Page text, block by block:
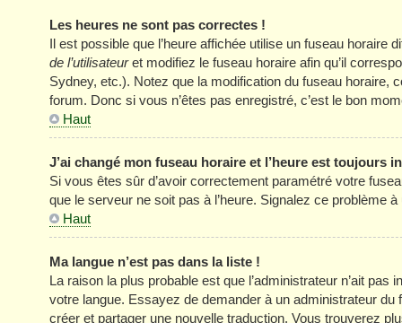
Les heures ne sont pas correctes !
Il est possible que l’heure affichée utilise un fuseau
de l’utilisateuret modifiez le fuseau horaire afin qu’il
Sydney, etc.). Notez que la modification du fuseau horaire,
forum. Donc si vous n’êtes pas enregistré, c’est le bon
Haut
J’ai changé mon fuseau horaire et l’heure est toujours
Si vous êtes sûr d’avoir correctement paramétré votre
que le serveur ne soit pas à l’heure. Signalez ce problème
Haut
Ma langue n’est pas dans la liste !
La raison la plus probable est que l’administrateur n’ait
votre langue. Essayez de demander à un administrateur du
créer et partager une nouvelle traduction. Vous trouverez